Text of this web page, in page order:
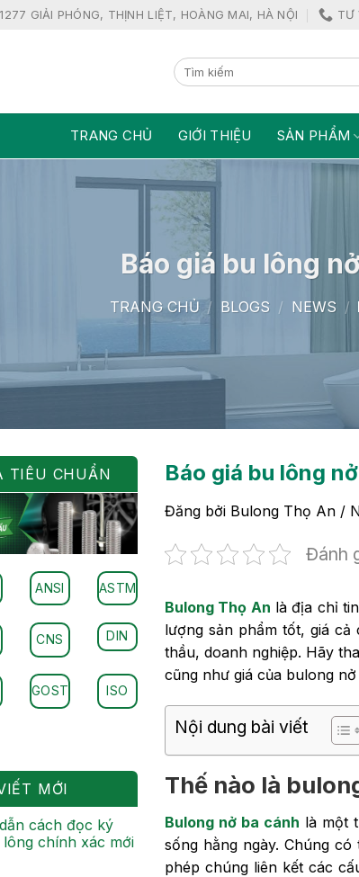
GIẢI PHÓNG, THỊNH LIỆT, HOÀNG MAI, HÀ NỘI TƯ
TRANG CHỦ GIỚI THIỆU SẢN PHẨM
Báo giá bu lông
TRANG CHỦ / BLOGS / NEWS /
Báo giá bu lông
Đăng bởi Bulong Thọ An /
Đánh
Bulong Thọ An là địa chỉ
lượng sản phẩm tốt, giá
thầu, doanh nghiệp. Hãy
cũng như giá của bulong
Nội dung bài viết
Thế nào là
Bulong nở ba cánh là một
sống hằng ngày. Chúng
phép chúng liên kết các
TIÊU CHUẨN
ANSI ASTM
CNS DIN
GOST ISO
MỚI
cách đọc ký
lông chính xác mới